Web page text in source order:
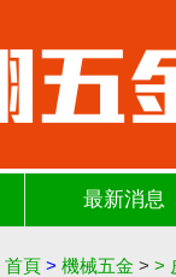
最新消息
首頁 > 機械五金 > >